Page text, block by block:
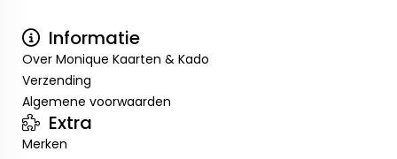
Informatie
Over Monique Kaarten & Kado
Verzending
Algemene voorwaarden
Extra
Merken